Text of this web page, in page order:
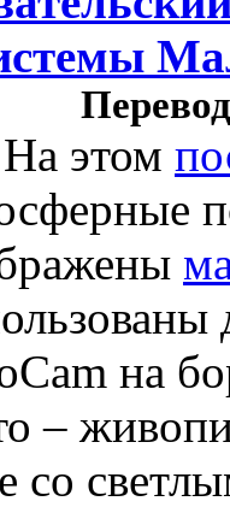
На этом
на
–
со